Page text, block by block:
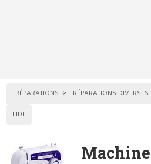
RÉPARATIONS RÉPARATIONS DIVERSES
LIDL